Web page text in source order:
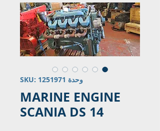
وحدة SKU: 1251971
MARINE ENGINE
SCANIA DS 14